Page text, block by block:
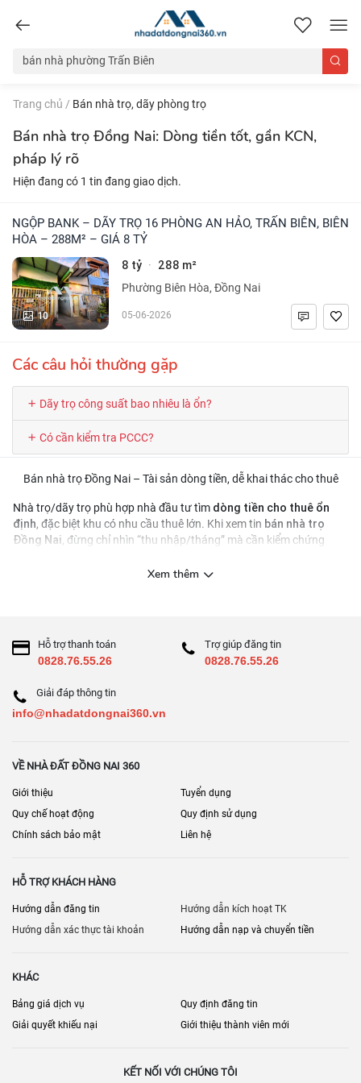
nhadatdongnai360.vn
Trang chủ / Bán nhà trọ, dãy phòng trọ
Bán nhà trọ Đồng Nai: Dòng tiền tốt, gần KCN,
pháp lý rõ
Hiện đang có 1 tin đang giao dịch.
NGỘP BANK – DÃY TRỌ 16 PHÒNG AN HẢO, TRẤN BIÊN, BIÊN
HÒA – 288M² – GIÁ 8 TỶ
10
8 tỷ · 288 m²
Phường Biên Hòa, Đồng Nai
05-06-2026
Các câu hỏi thường gặp
Dãy trọ công suất bao nhiêu là ổn?
Có cần kiểm tra PCCC?
Bán nhà trọ Đồng Nai – Tài sản dòng tiền, dễ khai thác cho thuê
Nhà trọ/dãy trọ phù hợp nhà đầu tư tìm dòng tiền cho thuê ổn
định, đặc biệt khu có nhu cầu thuê lớn. Khi xem tin bán nhà trọ
Đồng Nai , đừng chỉ nhìn “thu nhập/tháng” mà cần kiểm chứng
Chi phí vận hành: điện nước, sửa chữa, quản lý
Khả năng tăng giá thuê theo khu vực
Checklist 8 điểm
Tỉ lệ phòng trống, lý do khách rời
PCCC, lối thoát hiểm, an toàn điện
Pháp lý xây dựng/hoàn công (nếu có)
Đường vào, chỗ để xe
Nội quy, quản lý vận hành
Kế hoạch sửa chữa nâng cấp
Biên Hòa
Xem thêm
Hỗ trợ thanh toán
0828.76.55.26
Trợ giúp đăng tin
0828.76.55.26
Giải đáp thông tin
info@nhadatdongnai360.vn
VỀ NHÀ ĐẤT ĐỒNG NAI 360
Giới thiệu
Tuyển dụng
Quy chế hoạt động
Quy định sử dụng
Chính sách bảo mật
Liên hệ
HỖ TRỢ KHÁCH HÀNG
Hướng dẫn đăng tin
Hướng dẫn kích hoạt TK
Hướng dẫn xác thực tài khoản
Hướng dẫn nạp và chuyển tiền
KHÁC
Bảng giá dịch vụ
Quy định đăng tin
Giải quyết khiếu nại
Giới thiệu thành viên mới
KẾT NỐI VỚI CHÚNG TÔI